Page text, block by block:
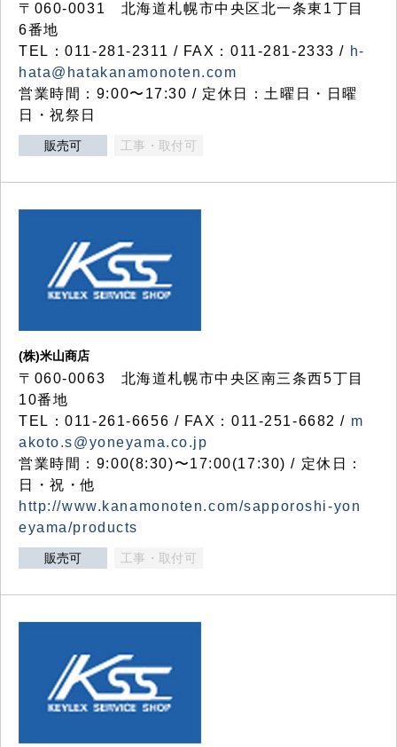
〒060-0031 北海道札幌市中央区北一条東1丁目
6番地
TEL：011-281-2311 / FAX：011-281-2333 / h-
hata@hatakanamonoten.com
営業時間：9:00〜17:30 / 定休日：土曜日・日曜
日・祝祭日
販売可 工事・取付可
(株)米山商店
〒060-0063 北海道札幌市中央区南三条西5丁目
10番地
TEL：011-261-6656 / FAX：011-251-6682 / m
akoto.s@yoneyama.co.jp
営業時間：9:00(8:30)〜17:00(17:30) / 定休日：
日・祝・他
http://www.kanamonoten.com/sapporoshi-yon
eyama/products
販売可 工事・取付可